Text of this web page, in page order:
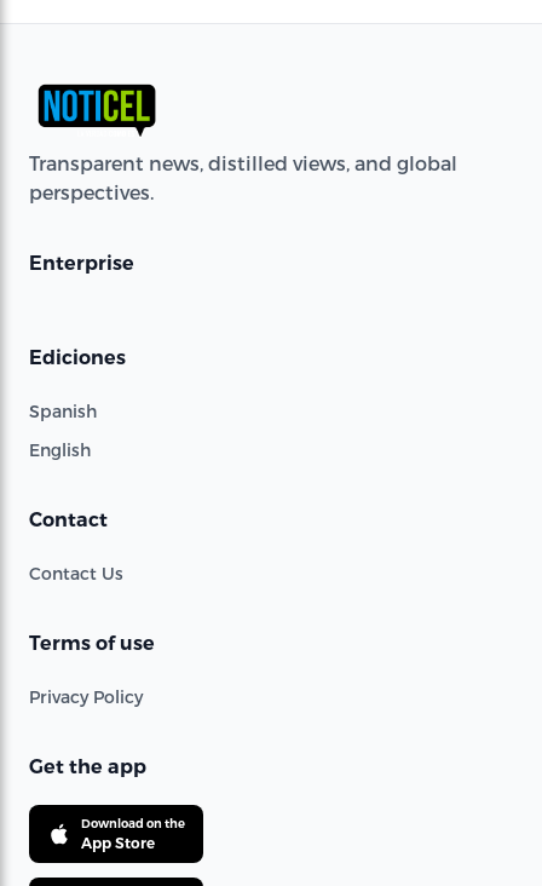
Transparent news, distilled views, and global
perspectives.
Enterprise
Ediciones
Spanish
English
Contact
Contact Us
Terms of use
Privacy Policy
Get the app
Download on the
App Store